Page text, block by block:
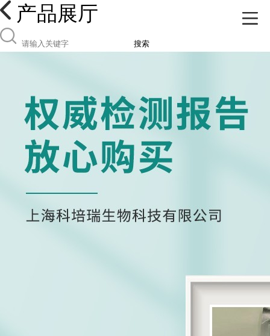
产品展厅
搜索